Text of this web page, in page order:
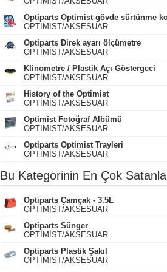
Optiparts Optimist gövde sürtünme
OPTİMİST/AKSESUAR
Optiparts Direk ayarı ölçümetre
OPTİMİST/AKSESUAR
Klinometre / Plastik Açı Göstergeci
OPTİMİST/AKSESUAR
History of the Optimist
OPTİMİST/AKSESUAR
Optimist Fotoğraf Albümü
OPTİMİST/AKSESUAR
Optiparts Optimist Trayleri
OPTİMİST/AKSESUAR
Bu Kategorinin En Çok
Optiparts Çamçak - 3.5L
OPTİMİST/AKSESUAR
Optiparts Sünger
OPTİMİST/AKSESUAR
Optiparts Plastik Şakıl
OPTİMİST/AKSESUAR